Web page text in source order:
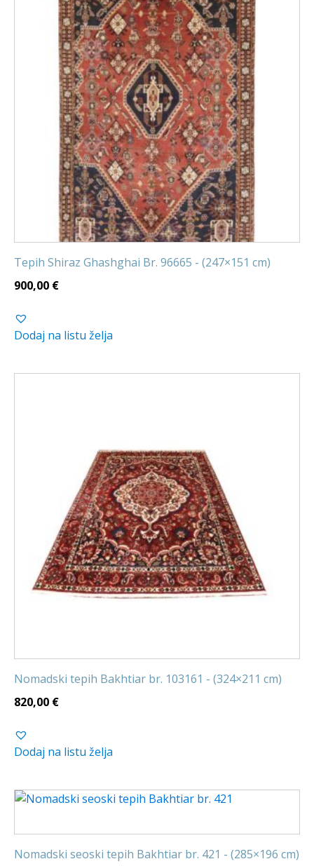
Tepih Shiraz Ghashghai Br. 96665 - (247×151 cm)
900,00 €
Dodaj na listu želja
Nomadski tepih Bakhtiar br. 103161 - (324×211 cm)
820,00 €
Dodaj na listu želja
Nomadski seoski tepih Bakhtiar br. 421 - (285×196 cm)